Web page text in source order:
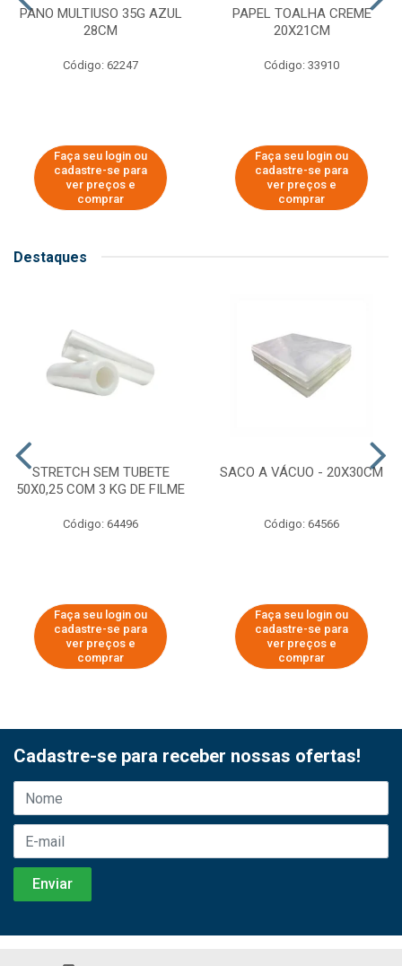
PANO MULTIUSO 35G AZUL
28CM
Código: 62247
Faça seu login ou
cadastre-se para
ver preços e
comprar
PAPEL TOALHA CREME
20X21CM
Código: 33910
Faça seu login ou
cadastre-se para
ver preços e
comprar
Destaques
STRETCH SEM TUBETE
50X0,25 COM 3 KG DE FILME
Código: 64496
Faça seu login ou
cadastre-se para
ver preços e
comprar
SACO A VÁCUO - 20X30CM
Código: 64566
Faça seu login ou
cadastre-se para
ver preços e
comprar
Cadastre-se para receber nossas ofertas!